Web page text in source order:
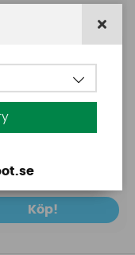
Köp!